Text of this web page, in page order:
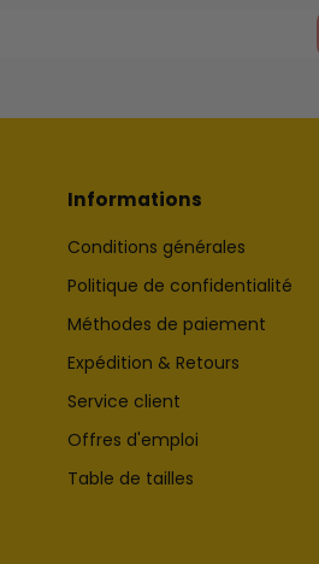
Informations
Conditions générales
Politique de confidentialité
Méthodes de paiement
Expédition & Retours
Service client
Offres d'emploi
Table de tailles